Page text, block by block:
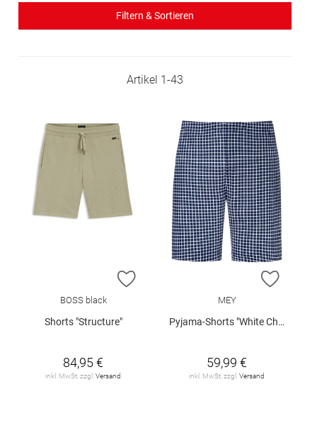
Filtern & Sortieren
Artikel 1-43
ZUR WUNSCHLISTE HINZUFÜGEN
BOSS black
Shorts "Structure"
84,95 €
inkl. MwSt. zzgl. Versand
ZUR
MEY
Pyjama-Shorts "White Check"
59,99 €
inkl. MwSt. zzgl. Versand